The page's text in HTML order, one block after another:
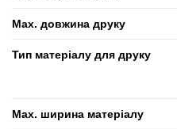
Max. довжина друку
Тип матеріалу для друку
Max. ширина матеріалу